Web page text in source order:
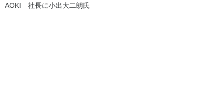
AOKI 社長に小出大二朗氏